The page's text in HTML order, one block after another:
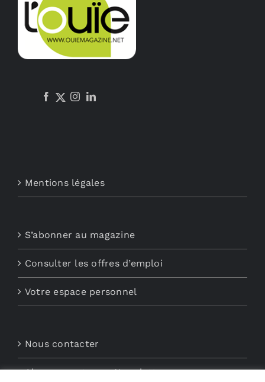
Mentions légales
S’abonner au magazine
Consulter les offres d’emploi
Votre espace personnel
Nous contacter
Abonnements aux Newsletters